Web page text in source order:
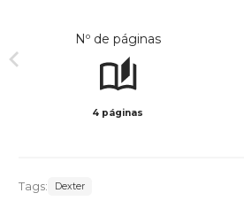
Nº de páginas
4 páginas
Tags: Dexter